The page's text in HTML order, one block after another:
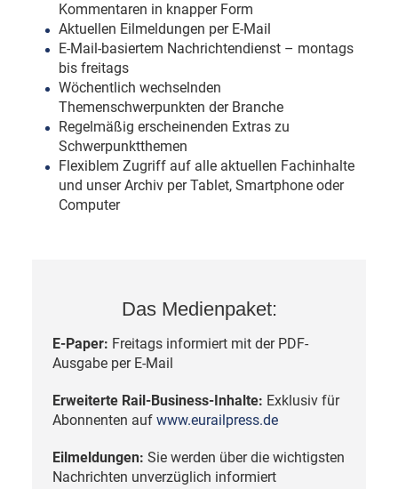
Kommentaren in knapper Form
Aktuellen Eilmeldungen per E-Mail
E-Mail-basiertem Nachrichtendienst – montags
bis freitags
Wöchentlich wechselnden
Themenschwerpunkten der Branche
Regelmäßig erscheinenden Extras zu
Schwerpunktthemen
Flexiblem Zugriff auf alle aktuellen Fachinhalte
und unser Archiv per Tablet, Smartphone oder
Computer
Das Medienpaket:
E-Paper: Freitags informiert mit der PDF-
Ausgabe per E-Mail
Erweiterte Rail-Business-Inhalte: Exklusiv für
Abonnenten auf www.eurailpress.de
Eilmeldungen: Sie werden über die wichtigsten
Nachrichten unverzüglich informiert